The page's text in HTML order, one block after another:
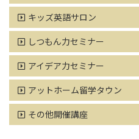
キッズ英語サロン
しつもん力セミナー
アイデア力セミナー
アットホーム留学タウン
その他開催講座